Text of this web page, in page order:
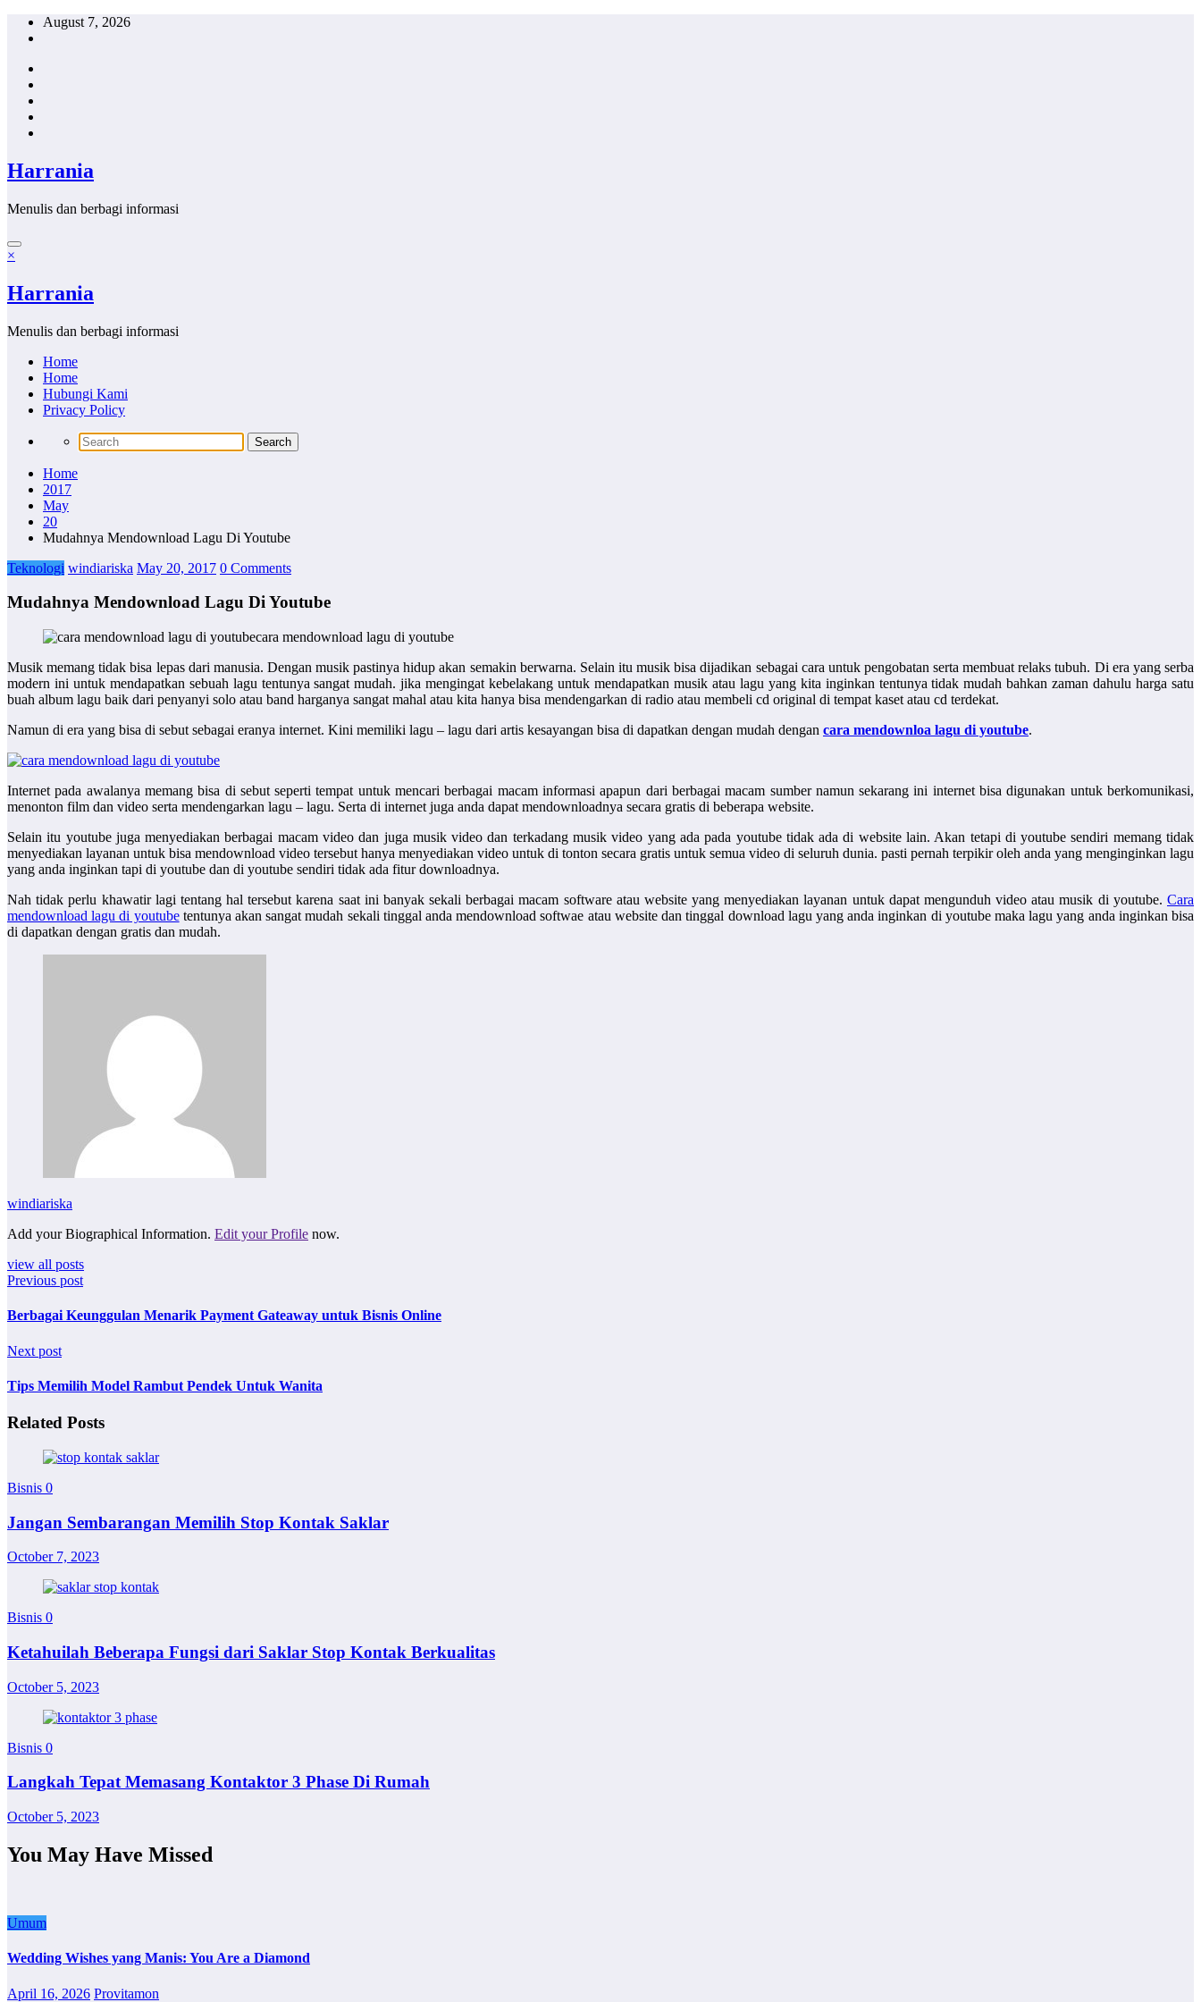
Skip
August 7, 2026
Harrania
Menulis dan berbagi informasi
×
Harrania
Menulis dan berbagi informasi
Home
Home
Hubungi Kami
Privacy Policy
Home
2017
May
20
Mudahnya Mendownload Lagu Di Youtube
Teknologi windiariska May 20, 2017 0 Comments
Mudahnya Mendownload Lagu Di Youtube
Musik memang tidak bisa lepas dari manusia. Dengan musik pastinya hidup akan semakin berwarna. Selain itu musik bisa dijadikan sebagai cara untuk pengobatan serta membuat relaks tubuh. Di era yang serba
modern ini untuk mendapatkan sebuah lagu tentunya sangat mudah. jika mengingat kebelakang untuk mendapatkan musik atau lagu yang kita inginkan tentunya tidak mudah bahkan zaman dahulu harga satu
buah album lagu baik dari penyanyi solo atau band harganya sangat mahal atau kita hanya bisa mendengarkan di radio atau membeli cd original di tempat kaset atau cd terdekat.
Namun di era yang bisa di sebut sebagai eranya internet. Kini memiliki lagu – lagu dari artis kesayangan bisa di dapatkan dengan mudah dengan cara mendownloa lagu di youtube.
Internet pada awalanya memang bisa di sebut seperti tempat untuk mencari berbagai macam informasi apapun dari berbagai macam sumber namun sekarang ini internet bisa digunakan untuk berkomunikasi,
menonton film dan video serta mendengarkan lagu – lagu. Serta di internet juga anda dapat mendownloadnya secara gratis di beberapa website.
Selain itu youtube juga menyediakan berbagai macam video dan juga musik video dan terkadang musik video yang ada pada youtube tidak ada di website lain. Akan tetapi di youtube sendiri memang tidak
menyediakan layanan untuk bisa mendownload video tersebut hanya menyediakan video untuk di tonton secara gratis untuk semua video di seluruh dunia. pasti pernah terpikir oleh anda yang menginginkan lagu
yang anda inginkan tapi di youtube dan di youtube sendiri tidak ada fitur downloadnya.
Nah tidak perlu khawatir lagi tentang hal tersebut karena saat ini banyak sekali berbagai macam software atau website yang menyediakan layanan untuk dapat mengunduh video atau musik di youtube. Cara
mendownload lagu di youtubetentunya akan sangat mudah sekali tinggal anda mendownload softwae atau website dan tinggal download lagu yang anda inginkan di youtube maka lagu yang anda inginkan bisa
di dapatkan dengan gratis dan mudah.
windiariska
Add your Biographical Information. Edit your Profile now.
view all posts
Previous post
Berbagai Keunggulan Menarik Payment Gateaway untuk Bisnis Online
Next post
Tips Memilih Model Rambut Pendek Untuk Wanita
Related Posts
Bisnis 0
Jangan Sembarangan Memilih Stop Kontak Saklar
October 7, 2023
Bisnis 0
Ketahuilah Beberapa Fungsi dari Saklar Stop Kontak Berkualitas
October 5, 2023
Bisnis 0
Langkah Tepat Memasang Kontaktor 3 Phase Di Rumah
October 5, 2023
You May Have Missed
Umum
Wedding Wishes yang Manis: You Are a Diamond
April 16, 2026 Provitamon